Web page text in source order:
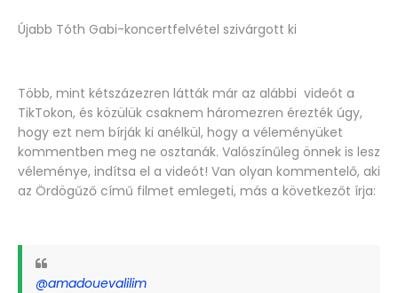
Újabb Tóth Gabi-koncertfelvétel szivárgott ki
Több, mint kétszázezren látták már az alábbi videót a
TikTokon, és közülük csaknem háromezren érezték úgy,
hogy ezt nem bírják ki anélkül, hogy a véleményüket
kommentben meg ne osztanák. Valószínűleg önnek is lesz
véleménye, indítsa el a videót! Van olyan kommentelő, aki
az Ördögűző című filmet emlegeti, más a következőt írja:
@amadouevalilim